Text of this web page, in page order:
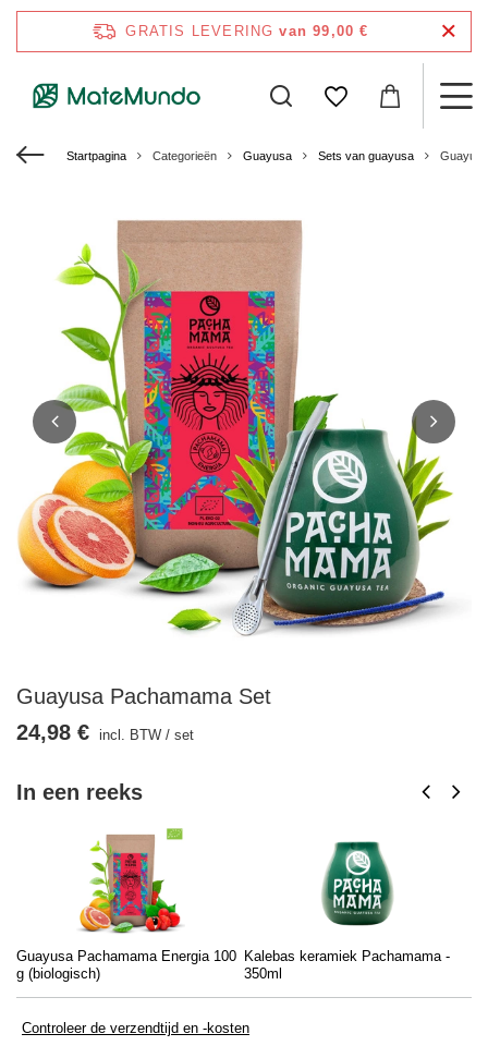
GRATIS LEVERING van 99,00 €
Startpagina Categorieën Guayusa Sets van guayusa
Guayusa Pachamama Set
In een reeks
Guayusa Pachamama Energia 100
g (biologisch)
Kalebas keramiek Pachamama -
350ml
Controleer de verzendtijd en -kosten
24,98 € incl. BTW / set